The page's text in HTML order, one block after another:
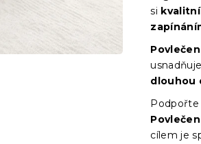
si
dlouhou
cílem je